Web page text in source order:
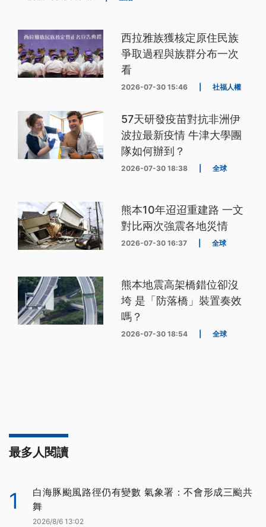
西拉雅族獲核定原住民族
爭取過程與族群分布一次
看
2026-07-30 15:46 社福人權
57天研發疫苗對抗非洲伊
波拉最新疫情 牛津大學團
隊如何辦到？
2026-07-30 18:38 全球
熊本10年迢迢重建路 一文
對比兩次強震各地災情
2026-07-30 16:37 全球
熊本地震高架橋錯位卻沒
垮 是「防落橋」裝置奏效
嗎？
2026-07-30 18:54 全球
最多人閱讀
1
白海豚颱風路徑仍有變數 氣象署：不會形成三颱共
舞
2026/8/6 13:02